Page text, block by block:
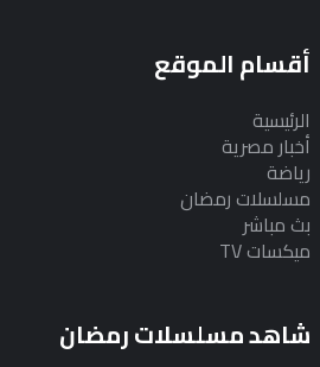
أقسام الموقع
الرئيسية
أخبار مصرية
رياضة
مسلسلات رمضان
بث مباشر
ميكسات TV
شاهد مسلسلات رمضان